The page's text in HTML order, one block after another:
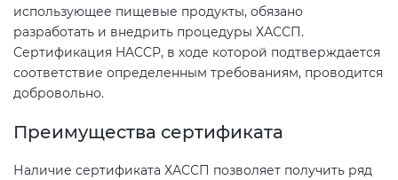
использующее пищевые продукты, обязано
разработать и внедрить процедуры ХАССП.
Сертификация HACCP, в ходе которой подтверждается
соответствие определенным требованиям, проводится
добровольно.
Преимущества сертификата
Наличие сертификата ХАССП позволяет получить ряд